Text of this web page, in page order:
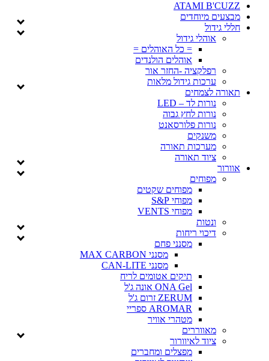
ATAMI B'CUZZ
מבצעים מיוחדים
חללי גידול
אוהלי גידול
= כל האוהלים =
אוהלים הולנדים
רפלקציה -החזר אור
ערכות גידול מלאות
תאורה לצמחים
נורות לד – LED
נורות לחץ גבוה
נורות פלורסאנט
משנקים
מערכות תאורה
ציוד תאורה
אוורור
מפוחים
מפוחים שקטים
מפוחי S&P
מפוחי VENTS
ונטות
דיכוי ריחות
מסנני פחם
מסנני MAX CARBON
מסנני CAN-LITE
תיקים אטומים לריח
ONA Gel אונה ג'ל
ZERUM זרום ג'ל
AROMAR ספריי
מטהרי אוויר
מאווררים
ציוד לאיוורור
מפצלים ומחברים